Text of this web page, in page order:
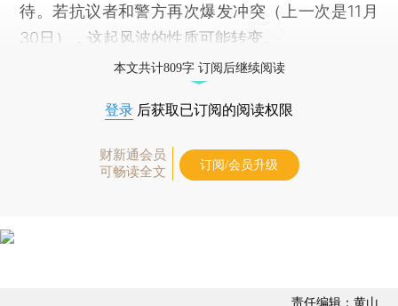
待。若抗议者和警方再次爆发冲突（上一次是11月
30日），这起风波的性质可能转变。
本文共计809字 订阅后继续阅读
登录 后获取已订阅的阅读权限
财新通会员
可畅读全文
订阅/会员升级
责任编辑：黄山